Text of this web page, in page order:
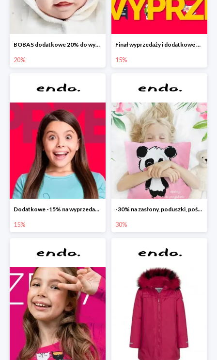
BOBAS dodatkowe 20% do wyprzedaży
20%
Finał wyprzedaży i dodatkowe 15%
15%
Dodatkowe -15% na wyprzedaż do -70%
15%
-30% na zasłony, poduszki, pościele dla dzieci
30%